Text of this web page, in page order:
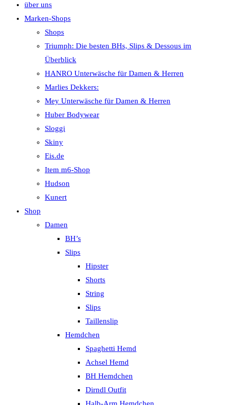
über uns
Marken-Shops
Shops
Triumph: Die besten BHs, Slips & Dessous im
Überblick
HANRO Unterwäsche für Damen & Herren
Marlies Dekkers:
Mey Unterwäsche für Damen & Herren
Huber Bodywear
Sloggi
Skiny
Eis.de
Item m6-Shop
Hudson
Kunert
Shop
Damen
BH’s
Slips
Hipster
Shorts
String
Slips
Taillenslip
Hemdchen
Spaghetti Hemd
Achsel Hemd
BH Hemdchen
Dirndl Outfit